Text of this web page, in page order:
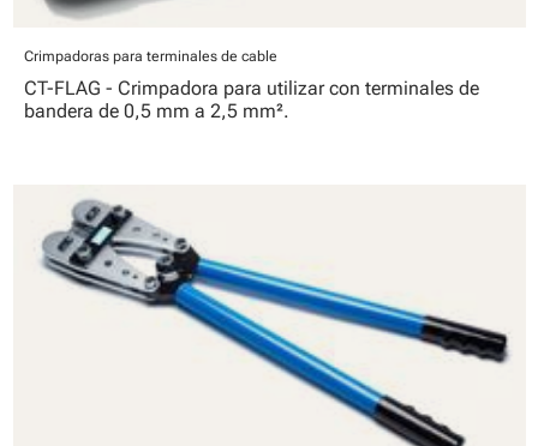
Crimpadoras para terminales de cable
CT-FLAG - Crimpadora para utilizar con terminales de
bandera de 0,5 mm a 2,5 mm².